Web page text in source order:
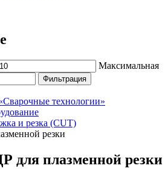
Максимальная
Фильтрация
технологии»
и резка (CUT)
резки
для плазменной резки